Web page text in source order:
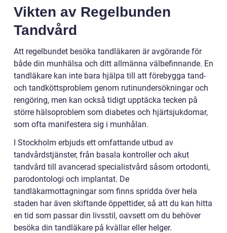
Vikten av Regelbunden
Tandvård
Att regelbundet besöka tandläkaren är avgörande för
både din munhälsa och ditt allmänna välbefinnande. En
tandläkare kan inte bara hjälpa till att förebygga tand-
och tandköttsproblem genom rutinundersökningar och
rengöring, men kan också tidigt upptäcka tecken på
större hälsoproblem som diabetes och hjärtsjukdomar,
som ofta manifestera sig i munhålan.
I Stockholm erbjuds ett omfattande utbud av
tandvårdstjänster, från basala kontroller och akut
tandvård till avancerad specialistvård såsom ortodonti,
parodontologi och implantat. De
tandläkarmottagningar som finns spridda över hela
staden har även skiftande öppettider, så att du kan hitta
en tid som passar din livsstil, oavsett om du behöver
besöka din tandläkare på kvällar eller helger.